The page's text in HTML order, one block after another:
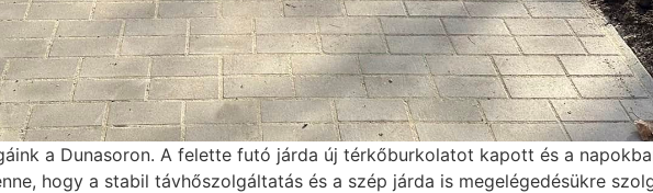
a Dunasoron. A felette futó járda új térkőburkolatot kapott és a
hogy a stabil távhőszolgáltatás és a szép járda is megelégedésükre